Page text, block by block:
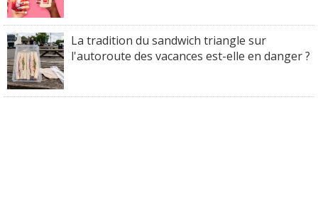
La tradition du sandwich triangle sur
l'autoroute des vacances est-elle en danger ?